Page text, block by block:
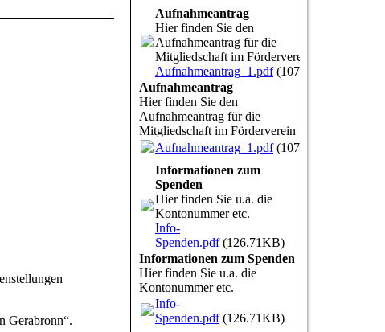
Gerabronn“.
Aufnahmeantrag
Hier finden Sie den
Aufnahmeantrag für die
Mitgliedschaft im Förderverein
Aufnahmeantrag_1.pdf(107.43KB)
Aufnahmeantrag
Hier finden Sie den
Aufnahmeantrag für die
Mitgliedschaft im Förderverein
Aufnahmeantrag_1.pdf(107.43KB)
Informationen zum
Spenden
Hier finden Sie u.a. die
Kontonummer etc.
Info-
Spenden.pdf(126.71KB)
Informationen zum Spenden
Hier finden Sie u.a. die
Kontonummer etc.
Info-
Spenden.pdf(126.71KB)